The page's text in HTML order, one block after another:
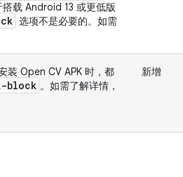
载 Android 13 或更低版
选项不是必要的。如需
装 Open CV APK 时，都
block 。如需了解详情，
新增